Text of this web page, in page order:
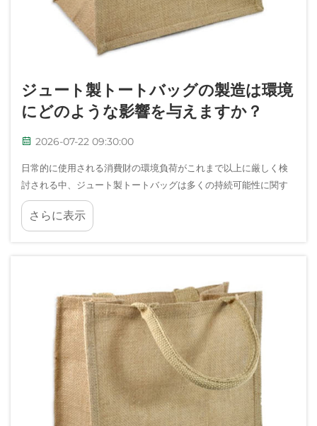
ジュート製トートバッグの製造は環境
にどのような影響を与えますか？
2026-07-22 09:30:00
日常的に使用される消費財の環境負荷がこれまで以上に厳しく検
討される中、ジュート製トートバッグは多くの持続可能性に関す
る議論の中心に位置しています。企業や消費者がプラスチックや
合成素材に代わる信頼できる代替品を模索する際、ジュート製ト
さらに表示